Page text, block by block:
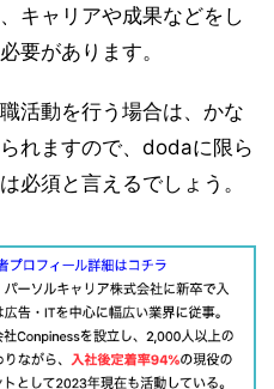
キャリアや成果などをし
要があります。
活動を行う場合は、かな
れますので、dodaに限ら
必須と言えるでしょう。